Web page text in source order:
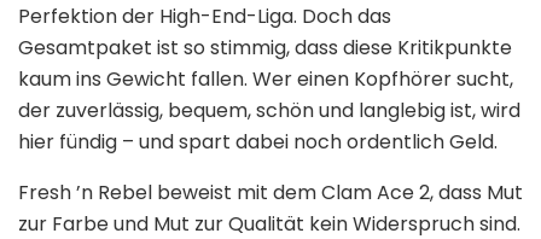
Perfektion der High-End-Liga. Doch das
Gesamtpaket ist so stimmig, dass diese Kritikpunkte
kaum ins Gewicht fallen. Wer einen Kopfhörer sucht,
der zuverlässig, bequem, schön und langlebig ist, wird
hier fündig – und spart dabei noch ordentlich Geld.
Fresh ’n Rebel beweist mit dem Clam Ace 2, dass Mut
zur Farbe und Mut zur Qualität kein Widerspruch sind.